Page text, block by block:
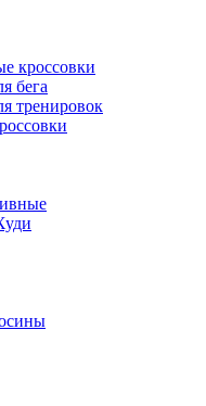
кроссовки
бега
тренировок